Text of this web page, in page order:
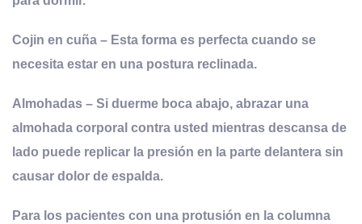
Cojin en cuña – Esta forma es perfecta cuando se
necesita estar en una postura reclinada.
Almohadas – Si duerme boca abajo, abrazar una
almohada corporal contra usted mientras descansa de
lado puede replicar la presión en la parte delantera sin
causar dolor de espalda.
Para los pacientes con una protusión en la columna